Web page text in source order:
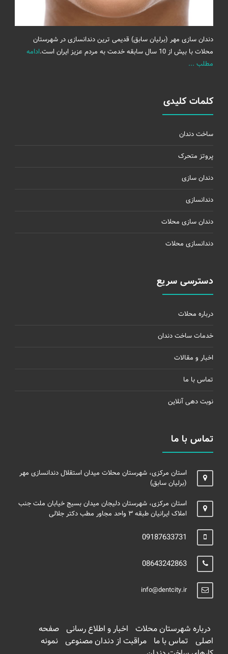
دندان سازی مهر (برلیان سابق) قدیمی ترین دندانسازی در شهرستان
محلات با بیش از 10 سال سابقه خدمت به مردم عزیز ایران است.
ادامه
مطلب ...
کلمات کلیدی
ساخت دندان
پروتز متحرک
دندان سازی
دندانسازی
دندان سازی محلات
دندانسازی محلات
دسترسی سریع
درباره محلات
خدمات ساخت دندان
اخبار و مقالات
تماس با ما
نوبت دهی آنلاین
تماس با ما
استان مرکزی، شهرستان محلات میدان استقلال دندانسازی مهر
(برلیان سابق)
استان مرکزی، شهرستان دلیجان میدان بسیج خیابان ملت جنب
املاک ایرانیان طبقه ۳ واحد مجاور مطب دکتر جلالی
09187633731
08643242863
info@dentcity.ir
درباره شهرستان محلات اخبار و اطلاع رسانی صفحه
اصلی تماس با ما مراقبت از دندان مصنوعی نمونه